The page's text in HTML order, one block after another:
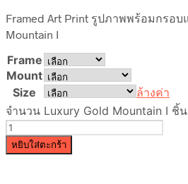
Framed Art Print รูปภาพพร้อมกรอบ
Mountain I
Frame
Mount
Size
ล้างค่า
จำนวน Luxury Gold Mountain I ชิ้น
หยิบใส่ตะกร้า